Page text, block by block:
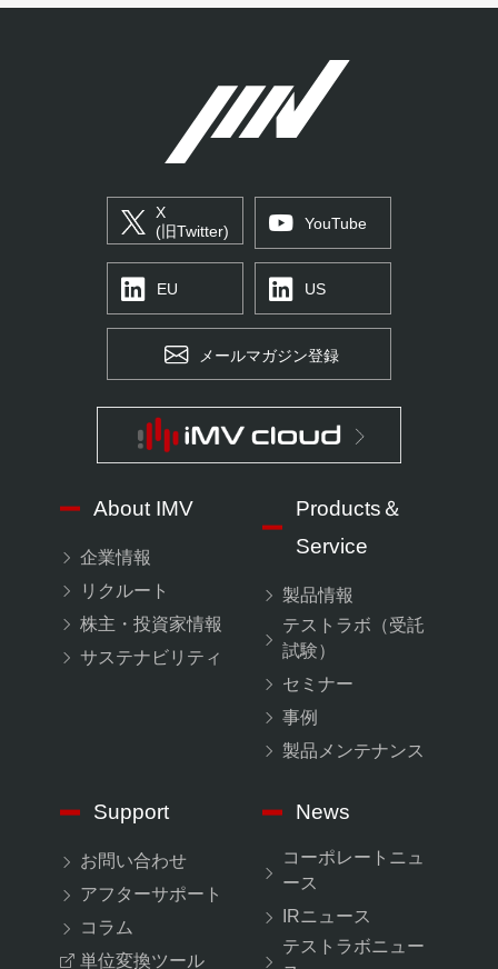
X
(旧Twitter)
YouTube
EU US
メールマガジン登録
About IMV
企業情報
リクルート
株主・投資家情報
サステナビリティ
Products＆
Service
製品情報
テストラボ（受託
試験）
セミナー
事例
製品メンテナンス
Support
お問い合わせ
アフターサポート
コラム
単位変換ツール
News
コーポレートニュ
ース
IRニュース
テストラボニュー